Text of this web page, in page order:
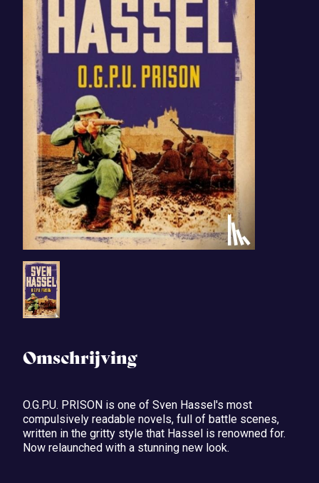
Omschrijving
O.G.P.U. PRISON is one of Sven Hassel's most
compulsively readable novels, full of battle scenes,
written in the gritty style that Hassel is renowned for.
Now relaunched with a stunning new look.